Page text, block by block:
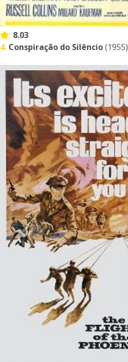
8.03
4. Conspiração do Silêncio(1955)